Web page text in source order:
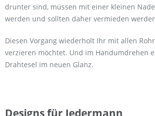
drunter sind, müssen mit einer kleinen
werden und sollten daher vermieden
Diesen Vorgang wiederholt Ihr mit allen
verzieren möchtet. Und im Handumdrehen
Drahtesel im neuen Glanz.
Designs für Jedermann